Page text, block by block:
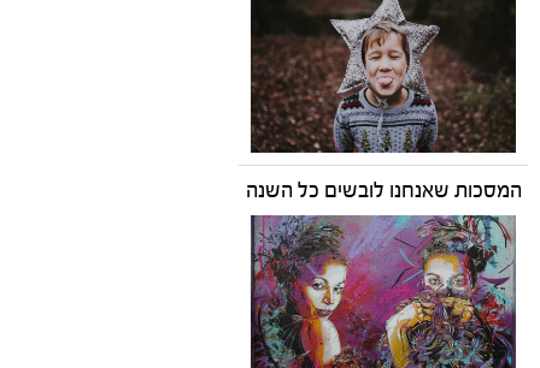
המסכות שאנחנו לובשים כל השנה